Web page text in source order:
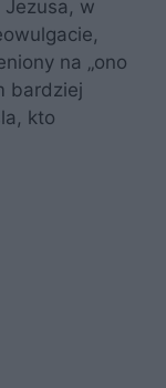
w
na „ono
bardziej
kto